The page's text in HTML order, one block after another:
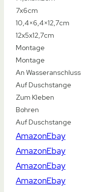
Joyoldelf
SIMGOTT
YTTX
Handbrause
Typ
Typ